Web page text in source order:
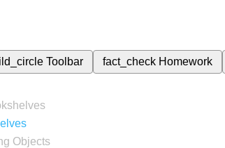
Toolbar fact_check Homework
Objects